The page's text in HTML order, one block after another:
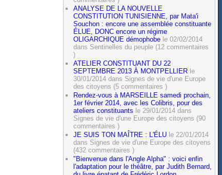
ANALYSE DE LA NOUVELLE
CONSTITUTION TUNISIENNE, par Mata'i
Souchon : encore une assemblée constituante
ÉLUE, DONC encore un régime
OLIGARCHIQUE démophobe le 02/02/2014
dans Sentinelles du peuple (12 commentaires
)
ATELIER CONSTITUANT DU 22
SEPTEMBRE 2013 À MONTPELLIER le
30/01/2014 dans Signes de vie d'une Europe
des citoyens (5 commentaires )
Rendez-vous à MARSEILLE samedi prochain,
1er février 2014, avec les Colibris, pour des
ateliers constituants le 29/01/2014 dans
Signes de vie d'une Europe des citoyens (90
commentaires )
JE SUIS TON MAÎTRE : L'ÉLU le 22/01/2014
dans Signes de vie d'une Europe des citoyens
(432 commentaires )
"Bienvenue dans l'Angle Alpha" : voici enfin
l'adaptation pour le théâtre, par Judith Bernard,